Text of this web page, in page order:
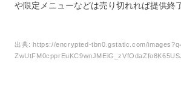
や限定メニューなどは売り切れれば提供終
出典:https://encrypted-tbn0.gstatic.com/